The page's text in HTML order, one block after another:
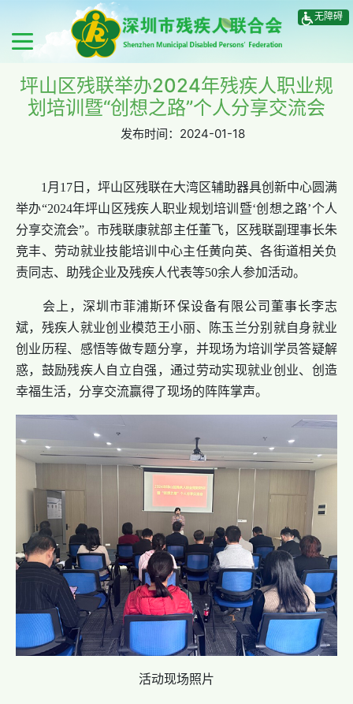
无障碍
坪山区残联举办2024年残疾人职业规
划培训暨“创想之路”个人分享交流会
发布时间： 2024-01-18
1月17日，坪山区残联在大湾区辅助器具创新中心圆满
举办“2024年坪山区残疾人职业规划培训暨‘创想之路’个人
分享交流会”。市残联康就部主任董飞，区残联副理事长朱
竞丰、劳动就业技能培训中心主任黄向英、各街道相关负
责同志、助残企业及残疾人代表等50余人参加活动。
会上，深圳市菲浦斯环保设备有限公司董事长李志
斌，残疾人就业创业模范王小丽、陈玉兰分别就自身就业
创业历程、感悟等做专题分享，并现场为培训学员答疑解
惑，鼓励残疾人自立自强，通过劳动实现就业创业、创造
幸福生活，分享交流赢得了现场的阵阵掌声。
活动现场照片